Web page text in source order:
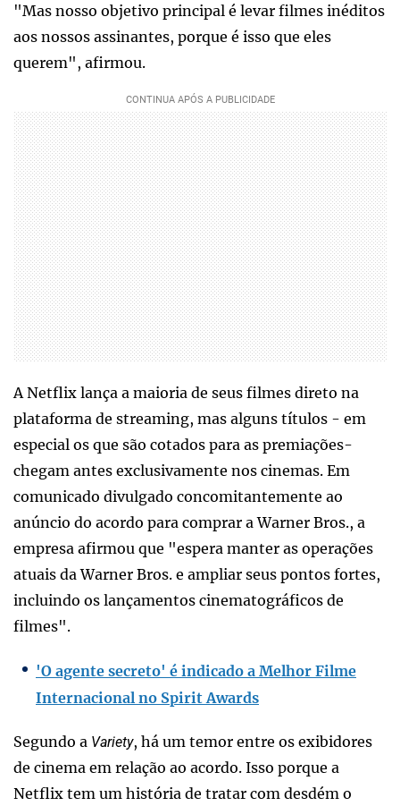
"Mas nosso objetivo principal é levar filmes inéditos
aos nossos assinantes, porque é isso que eles
querem", afirmou.
A Netflix lança a maioria de seus filmes direto na
plataforma de streaming, mas alguns títulos - em
especial os que são cotados para as premiações-
chegam antes exclusivamente nos cinemas. Em
comunicado divulgado concomitantemente ao
anúncio do acordo para comprar a Warner Bros., a
empresa afirmou que "espera manter as operações
atuais da Warner Bros. e ampliar seus pontos fortes,
incluindo os lançamentos cinematográficos de
filmes".
'O agente secreto' é indicado a Melhor Filme
Internacional no Spirit Awards
Segundo a Variety, há um temor entre os exibidores
de cinema em relação ao acordo. Isso porque a
Netflix tem um história de tratar com desdém o